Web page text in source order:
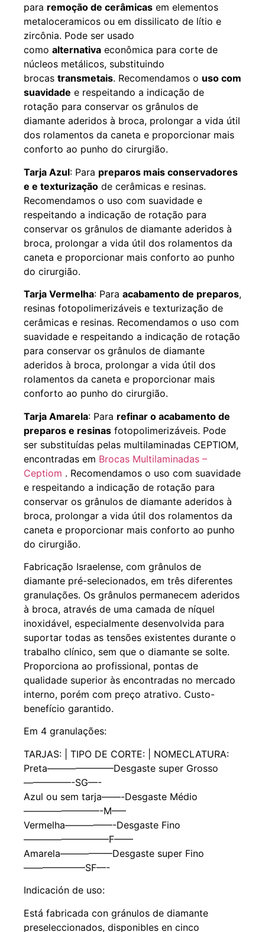
para remoção de cerâmicas em elementos
metaloceramicos ou em dissilicato de lítio e
zircônia. Pode ser usado
como alternativa econômica para corte de
núcleos metálicos, substituindo
brocas transmetais. Recomendamos o uso com
suavidade e respeitando a indicação de
rotação para conservar os grânulos de
diamante aderidos à broca, prolongar a vida útil
dos rolamentos da caneta e proporcionar mais
conforto ao punho do cirurgião.
Tarja Azul: Para preparos mais conservadores
e e texturização de cerâmicas e resinas.
Recomendamos o uso com suavidade e
respeitando a indicação de rotação para
conservar os grânulos de diamante aderidos à
broca, prolongar a vida útil dos rolamentos da
caneta e proporcionar mais conforto ao punho
do cirurgião.
Tarja Vermelha: Para acabamento de preparos,
resinas fotopolimerizáveis e texturização de
cerâmicas e resinas. Recomendamos o uso com
suavidade e respeitando a indicação de rotação
para conservar os grânulos de diamante
aderidos à broca, prolongar a vida útil dos
rolamentos da caneta e proporcionar mais
conforto ao punho do cirurgião.
Tarja Amarela: Para refinar o acabamento de
preparos e resinas fotopolimerizáveis. Pode
ser substituídas pelas multilaminadas CEPTIOM,
encontradas em Brocas Multilaminadas –
Ceptiom . Recomendamos o uso com suavidade
e respeitando a indicação de rotação para
conservar os grânulos de diamante aderidos à
broca, prolongar a vida útil dos rolamentos da
caneta e proporcionar mais conforto ao punho
do cirurgião.
Fabricação Israelense, com grânulos de
diamante pré-selecionados, em três diferentes
granulações. Os grânulos permanecem aderidos
à broca, através de uma camada de níquel
inoxidável, especialmente desenvolvida para
suportar todas as tensões existentes durante o
trabalho clínico, sem que o diamante se solte.
Proporciona ao profissional, pontas de
qualidade superior às encontradas no mercado
interno, porém com preço atrativo. Custo-
benefício garantido.
Em 4 granulações:
TARJAS: | TIPO DE CORTE: | NOMECLATURA:
Preta———————Desgaste super Grosso
—————-SG—-
Azul ou sem tarja——-Desgaste Médio
————————-M—–
Vermelha—————-Desgaste Fino
—————————F——
Amarela—————–Desgaste super Fino
——————–SF—-
Indicación de uso:
Está fabricada con gránulos de diamante
preseleccionados, disponibles en cinco